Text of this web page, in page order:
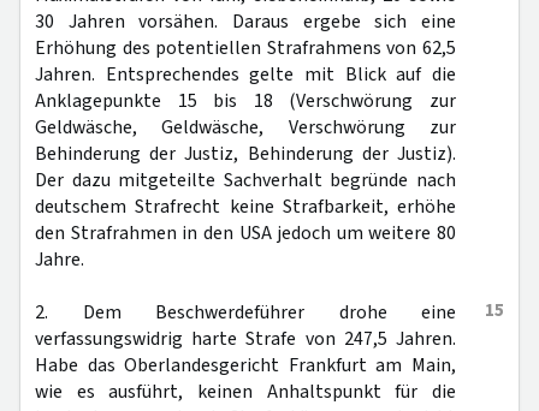
30 Jahren vorsähen. Daraus ergebe sich eine
Erhöhung des potentiellen Strafrahmens von 62,5
Jahren. Entsprechendes gelte mit Blick auf die
Anklagepunkte 15 bis 18 (Verschwörung zur
Geldwäsche, Geldwäsche, Verschwörung zur
Behinderung der Justiz, Behinderung der Justiz).
Der dazu mitgeteilte Sachverhalt begründe nach
deutschem Strafrecht keine Strafbarkeit, erhöhe
den Strafrahmen in den USA jedoch um weitere 80
Jahre.
15
2. Dem Beschwerdeführer drohe eine
verfassungswidrig harte Strafe von 247,5 Jahren.
Habe das Oberlandesgericht Frankfurt am Main,
wie es ausführt, keinen Anhaltspunkt für die